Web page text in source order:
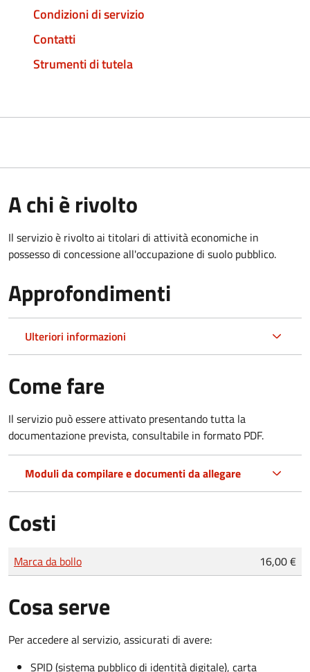
Condizioni di servizio
Contatti
Strumenti di tutela
A chi è rivolto
Il servizio è rivolto ai titolari di attività economiche in
possesso di concessione all'occupazione di suolo pubblico.
Approfondimenti
Ulteriori informazioni
Come fare
Il servizio può essere attivato presentando tutta la
documentazione prevista, consultabile in formato PDF.
Moduli da compilare e documenti da allegare
Costi
Tipo di pagamento
Importo
Marca da bollo 16,00 €
Cosa serve
Per accedere al servizio, assicurati di avere:
SPID (sistema pubblico di identità digitale), carta